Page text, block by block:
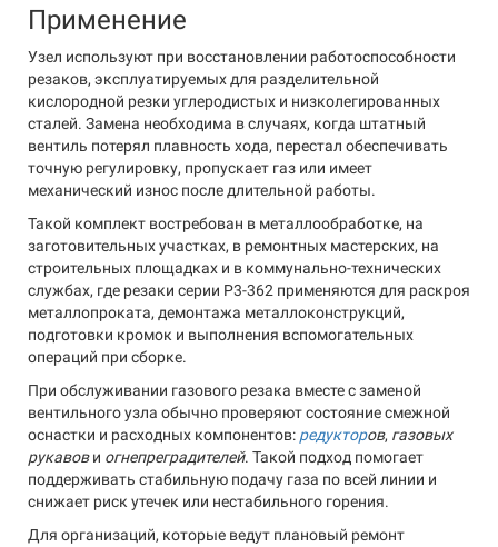
Применение
Узел используют при восстановлении работоспособности
резаков, эксплуатируемых для разделительной
кислородной резки углеродистых и низколегированных
сталей. Замена необходима в случаях, когда штатный
вентиль потерял плавность хода, перестал обеспечивать
точную регулировку, пропускает газ или имеет
механический износ после длительной работы.
Такой комплект востребован в металлообработке, на
заготовительных участках, в ремонтных мастерских, на
строительных площадках и в коммунально-технических
службах, где резаки серии Р3-362 применяются для раскроя
металлопроката, демонтажа металлоконструкций,
подготовки кромок и выполнения вспомогательных
операций при сборке.
При обслуживании газового резака вместе с заменой
вентильного узла обычно проверяют состояние смежной
оснастки и расходных компонентов: редукторов, газовых
рукавови огнепреградителей. Такой подход помогает
поддерживать стабильную подачу газа по всей линии и
снижает риск утечек или нестабильного горения.
Для организаций, которые ведут плановый ремонт